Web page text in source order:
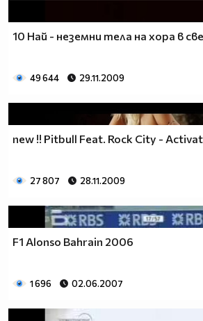
10 Най - неземни тела на хора в
49 644 29.11.2009
new !! Pitbull Feat. Rock City -
27 807 28.11.2009
F1 Alonso Bahrain 2006
1 696 02.06.2007